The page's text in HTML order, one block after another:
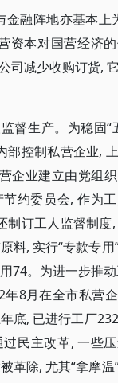
金融阵地亦基本上
资本对国营经济
司减少收购订货,
督生产。为稳固“
部控制私营企业,
企业建立由党组
约委员会, 作为
制订工人监督制度
料, 实行“专款专用
74。为进一步推
8月在全市私营
底, 已进行工厂
民主改革, 一些
革除, 尤其“拿摩温